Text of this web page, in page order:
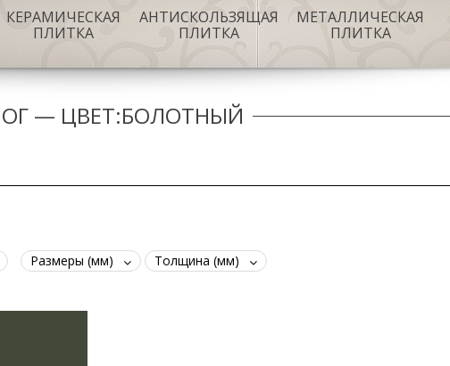
КЕРАМИЧЕСКАЯ
ПЛИТКА
АНТИСКОЛЬЗЯЩАЯ
ПЛИТКА
МЕТАЛЛИЧЕСКАЯ
ПЛИТКА
— ЦВЕТ:БОЛОТНЫЙ
Размеры (мм) Толщина (мм)